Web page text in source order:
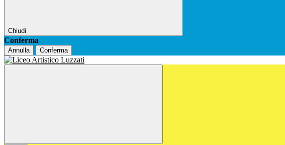
Chiudi
Conferma
Annulla Conferma